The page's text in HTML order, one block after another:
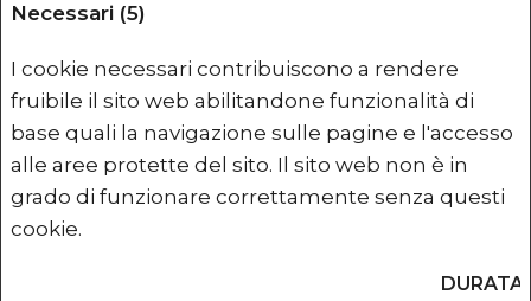
Necessari (5)
I cookie necessari contribuiscono a rendere
fruibile il sito web abilitandone funzionalità di
base quali la navigazione sulle pagine e l'accesso
alle aree protette del sito. Il sito web non è in
grado di funzionare correttamente senza questi
cookie.
DURATA